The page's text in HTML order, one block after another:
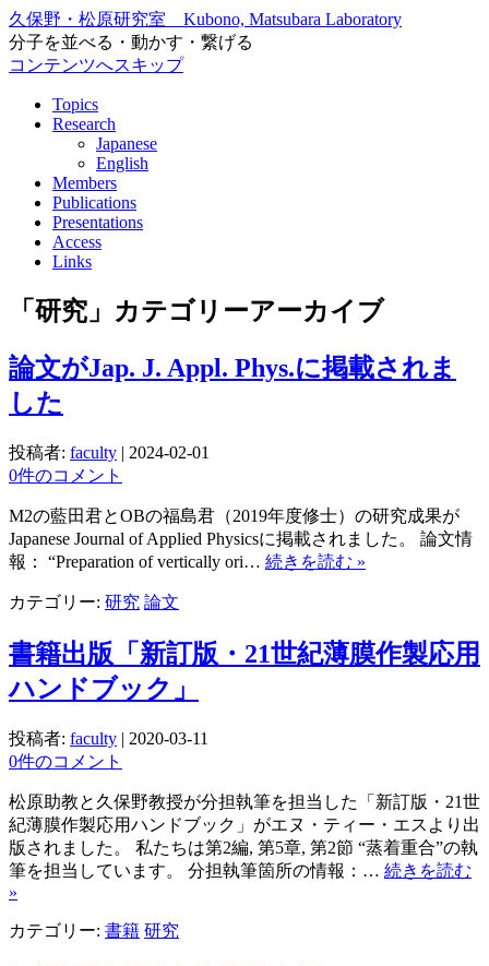
久保野・松原研究室 Kubono, Matsubara Laboratory
分子を並べる・動かす・繋げる
コンテンツへスキップ
Topics
Research
Japanese
English
Members
Publications
Presentations
Access
Links
「 研究 」カテゴリーアーカイブ
論文がJap. J. Appl. Phys.に掲載されま
した
投稿者: faculty | 2024-02-01
0件のコメント
M2の藍田君とOBの福島君（2019年度修士）の研究成果が
Japanese Journal of Applied Physicsに掲載されました。 論文情
報： “Preparation of vertically ori… 続きを読む »
カテゴリー: 研究 論文
書籍出版「新訂版・21世紀薄膜作製応用
ハンドブック」
投稿者: faculty | 2020-03-11
0件のコメント
松原助教と久保野教授が分担執筆を担当した「新訂版・21世
紀薄膜作製応用ハンドブック」がエヌ・ティー・エスより出
版されました。 私たちは第2編, 第5章, 第2節 “蒸着重合”の執
筆を担当しています。 分担執筆箇所の情報：… 続きを読む
»
カテゴリー: 書籍 研究